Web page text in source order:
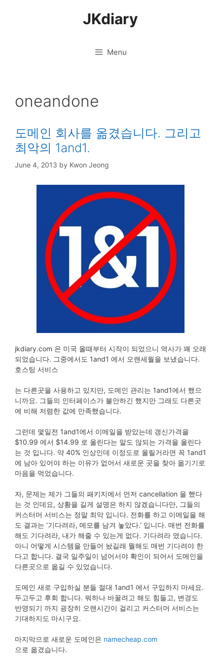
JKdiary
Menu
oneandone
도메인 회사를 옮겼습니다. 그리고
최악의 1and1.
June 4, 2013 by Kwon Jeong
jkdiary.com 은 미국 올때부터 시작이 되었으니 역사가 꽤 오래
되었습니다. 그중에서도 1and1 에서 오랜세월을 보냈습니다.
호스팅 서비스
는 다른곳을 사용하고 있지만, 도메인 관리는 1and1에서 했으
니까요. 그들의 인터페이스가 불안하긴 했지만 그래도 다른곳
에 비해 저렴한 값에 만족했습니다.
그런데 몇일전 1and1에서 이메일을 받았는데 갱신가격을
$10.99 에서 $14.99 로 올린다는 말도 않되는 가격을 올린다
는 것 입니다. 약 40% 인상인데 이정도로 올릴거라면 꼭 1and1
에 남아 있어야 하는 이유가 없어서 새로운 곳을 찾아 옮기기로
마음을 먹었습니다.
자, 문제는 제가 그들의 패키지에서 먼저 cancellation 을 했다
는 것 인데요, 상황을 길게 설명은 하지 않겠습니다만, 그들의
커스터머 서비스는 정말 최악 입니다. 전화를 하고 이메일을 해
도 결과는 ‘기다려라, 메모를 남겨 놓았다.’ 입니다. 매번 전화를
해도 기다려라, 내가 해줄 수 있는게 없다. 기다려라 였습니다.
아니 어떻게 시스템을 만들어 놨길래 뭘해도 매번 기다려야 한
다고 합니다. 결국 일주일이 넘어서야 확인이 되어서 도메인을
다른곳으로 옮길 수 있었습니다.
도메인 새로 구입하실 분들 절대 1and1 에서 구입하지 마세요.
두고두고 후회 합니다. 뭐하나 바꿀려고 해도 힘들고, 변경도
반영되기 까지 굉장히 오랜시간이 걸리고 커스터머 서비스는
기대하지도 마시구요.
마지막으로 새로운 도메인은 namecheap.com
으로 옮겼습니다.